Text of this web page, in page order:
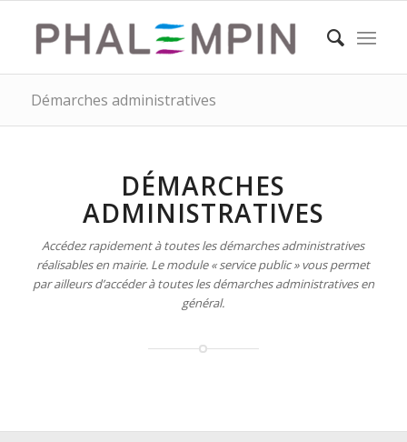
Démarches administratives
DÉMARCHES
ADMINISTRATIVES
Accédez rapidement à toutes les démarches administratives
réalisables en mairie. Le module « service public » vous permet
par ailleurs d’accéder à toutes les démarches administratives en
général.